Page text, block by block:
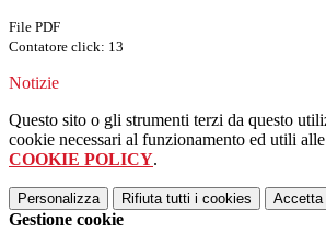
File PDF
Contatore click: 13
Notizie
Questo sito o gli strumenti terzi da questo
cookie necessari al funzionamento ed utili
COOKIE POLICY.
Personalizza Rifiuta tutti i cookies Accetta
Gestione cookie